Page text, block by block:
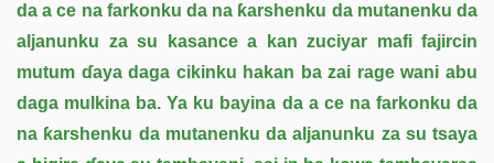
da a ce na farkonku da na ƙarshenku da mutanenku da
aljanunku za su kasance a kan zuciyar mafi fajircin
mutum ɗaya daga cikinku hakan ba zai rage wani abu
daga mulkina ba. Ya ku bayina da a ce na farkonku da
na ƙarshenku da mutanenku da aljanunku za su tsaya